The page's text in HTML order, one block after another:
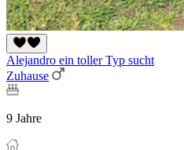
Alejandro ein toller Typ sucht
Zuhause
9 Jahre